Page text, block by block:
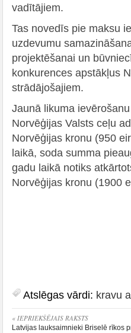
vadītājiem.
Tas novedīs pie maksu
uzdevumu
projektēšanai un
konkurences apstākļus
strādājošajiem.
Jaunā likuma
Norvēģijas Valsts ceļu
Norvēģijas kronu (950
laikā, soda summa
gadu laikā notiks
Norvēģijas kronu (1900
Atslēgas vārdi: kravu
« IEPRIEKŠĒJAIS RAKSTS
Latvijas lauksaimnieki Briselē rīkos